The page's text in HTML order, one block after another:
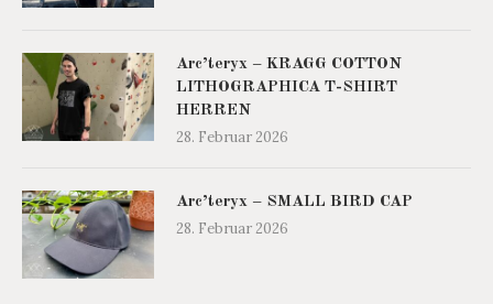
Arc’teryx – KRAGG COTTON
LITHOGRAPHICA T-SHIRT
HERREN
28. Februar 2026
Arc’teryx – SMALL BIRD CAP
28. Februar 2026